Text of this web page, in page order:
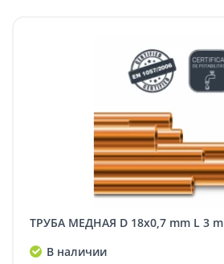
ТРУБА МЕДНАЯ D 18x0,7 mm L 3 m
В наличии